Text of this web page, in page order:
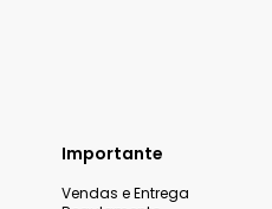
Importante
Vendas e Entrega